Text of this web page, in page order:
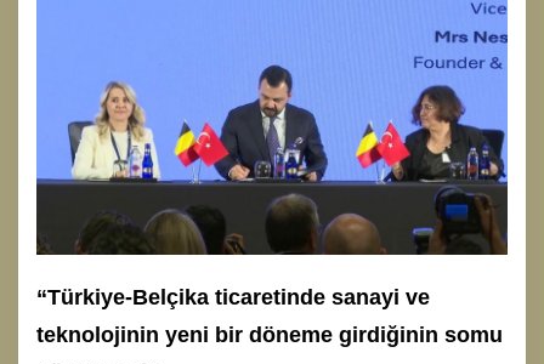
“Türkiye-Belçika ticaretinde sanayi ve
teknolojinin yeni bir döneme girdiğinin somu